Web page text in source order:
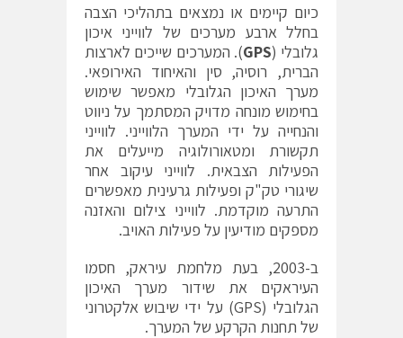
כיום קיימים או נמצאים בתהליכי הצבה
בחלל ארבע מערכים של לווייני איכון
גלובלי (GPS). המערכים שייכים לארצות
הברית, רוסיה, סין והאיחוד האירופאי.
מערך האיכון הגלובלי מאפשר שימוש
בחימוש מונחה מדויק המסתמך על ניווט
והנחייה על ידי המערך הלווייני. לווייני
תקשורת ומטאורולוגיה מייעלים את
הפעילות הצבאית. לווייני עיקוב אחר
שיגורי טק"ק ופעילות גרעינית מאפשרים
התרעה מוקדמת. לווייני צילום והאזנה
מספקים מודיעין על פעילות האויב.
ב-2003, בעת מלחמת עיראק, חסמו
העיראקים את שידור מערך האיכון
הגלובלי (GPS) על ידי שיבוש אלקטרוני
של תחנות הקרקע של המערך.